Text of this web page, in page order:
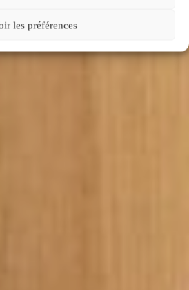
les préférences
LE DOMAINE